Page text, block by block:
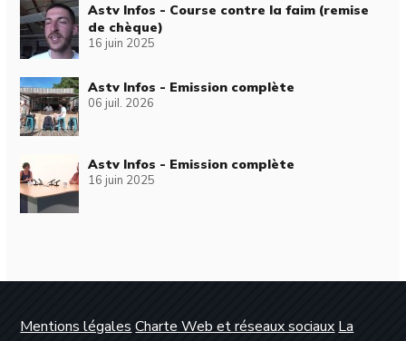
Astv Infos - Course contre la faim (remise
de chèque)
16 juin 2025
Astv Infos - Emission complète
06 juil. 2026
Astv Infos - Emission complète
16 juin 2025
Mentions légales Charte Web et réseaux sociaux La